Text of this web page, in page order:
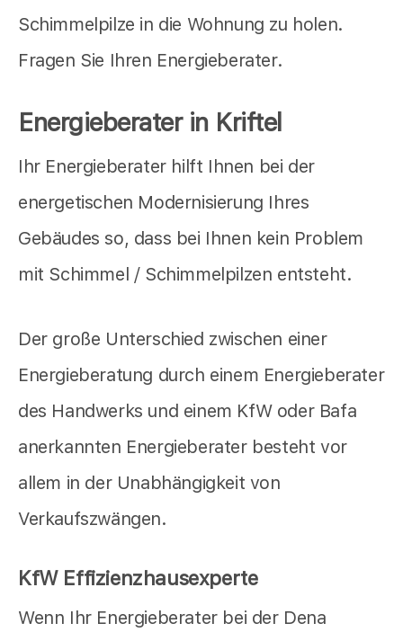
Schimmelpilze in die Wohnung zu holen.
Fragen Sie Ihren Energieberater.
Energieberater in Kriftel
Ihr Energieberater hilft Ihnen bei der
energetischen Modernisierung Ihres
Gebäudes so, dass bei Ihnen kein Problem
mit Schimmel / Schimmelpilzen entsteht.
Der große Unterschied zwischen einer
Energieberatung durch einem Energieberater
des Handwerks und einem KfW oder Bafa
anerkannten Energieberater besteht vor
allem in der Unabhängigkeit von
Verkaufszwängen.
KfW Effizienzhausexperte
Wenn Ihr Energieberater bei der Dena